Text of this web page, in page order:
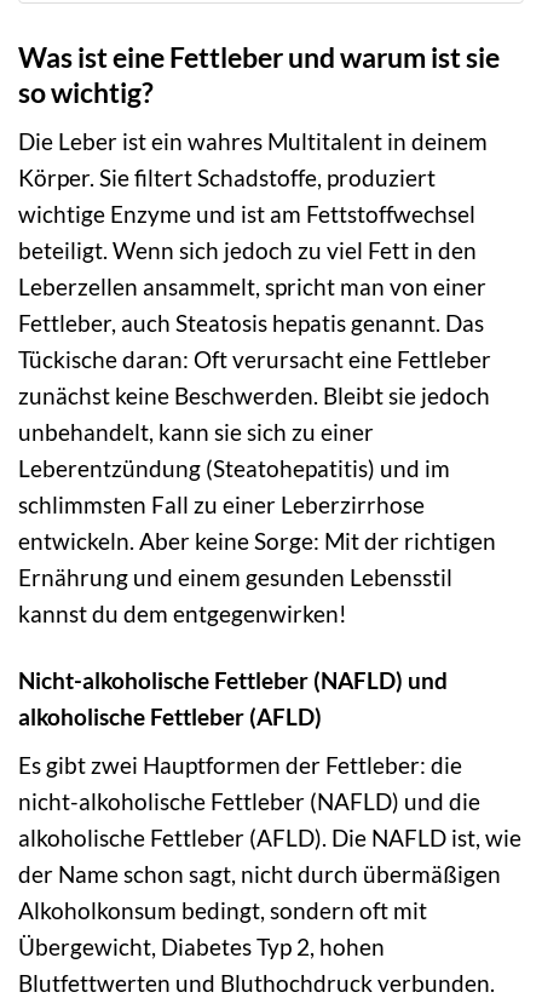
Was ist eine Fettleber und warum ist sie
so wichtig?
Die Leber ist ein wahres Multitalent in deinem
Körper. Sie filtert Schadstoffe, produziert
wichtige Enzyme und ist am Fettstoffwechsel
beteiligt. Wenn sich jedoch zu viel Fett in den
Leberzellen ansammelt, spricht man von einer
Fettleber, auch Steatosis hepatis genannt. Das
Tückische daran: Oft verursacht eine Fettleber
zunächst keine Beschwerden. Bleibt sie jedoch
unbehandelt, kann sie sich zu einer
Leberentzündung (Steatohepatitis) und im
schlimmsten Fall zu einer Leberzirrhose
entwickeln. Aber keine Sorge: Mit der richtigen
Ernährung und einem gesunden Lebensstil
kannst du dem entgegenwirken!
Nicht-alkoholische Fettleber (NAFLD) und
alkoholische Fettleber (AFLD)
Es gibt zwei Hauptformen der Fettleber: die
nicht-alkoholische Fettleber (NAFLD) und die
alkoholische Fettleber (AFLD). Die NAFLD ist, wie
der Name schon sagt, nicht durch übermäßigen
Alkoholkonsum bedingt, sondern oft mit
Übergewicht, Diabetes Typ 2, hohen
Blutfettwerten und Bluthochdruck verbunden.